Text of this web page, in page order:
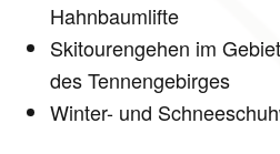
Hahnbaumlifte
Skitourengehen im
des Tennengebirges
Winter- und